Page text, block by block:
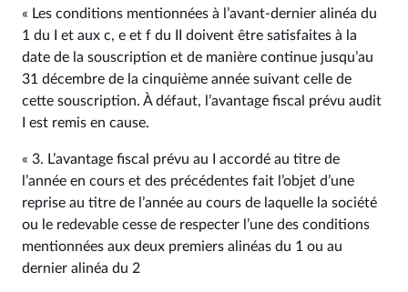
« Les conditions mentionnées à l’avant-dernier alinéa du
1 du I et aux c, e et f du II doivent être satisfaites à la
date de la souscription et de manière continue jusqu’au
31 décembre de la cinquième année suivant celle de
cette souscription. À défaut, l’avantage fiscal prévu audit
I est remis en cause.
« 3. L’avantage fiscal prévu au I accordé au titre de
l’année en cours et des précédentes fait l’objet d’une
reprise au titre de l’année au cours de laquelle la société
ou le redevable cesse de respecter l’une des conditions
mentionnées aux deux premiers alinéas du 1 ou au
dernier alinéa du 2